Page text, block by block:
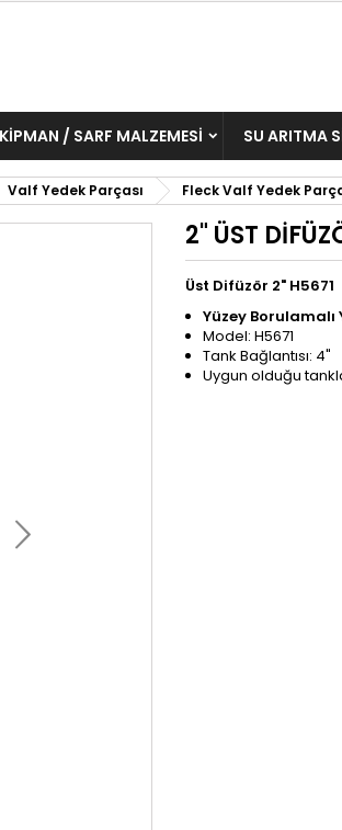
/ SARF MALZEMESI SU ARITMA
Valf Yedek Parçası Fleck Valf Yedek
2" ÜST
Üst Difüzör 2" H5671
Yüzey
Model: H5671
Tank Bağlantısı: 4"
Uygun olduğu